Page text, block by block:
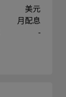
美元
月配息
-